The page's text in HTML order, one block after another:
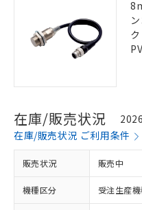
在庫/販売状況
在庫/販売状況 ご利用条件
販売状況 販売中
機種区分 受注生産機